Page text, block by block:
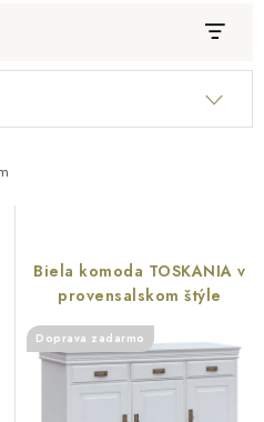
Možnosti dopravy
ochrany osobných údajov
Biela komoda TOSKANIA v
provensalskom štýle
Doprava zadarmo